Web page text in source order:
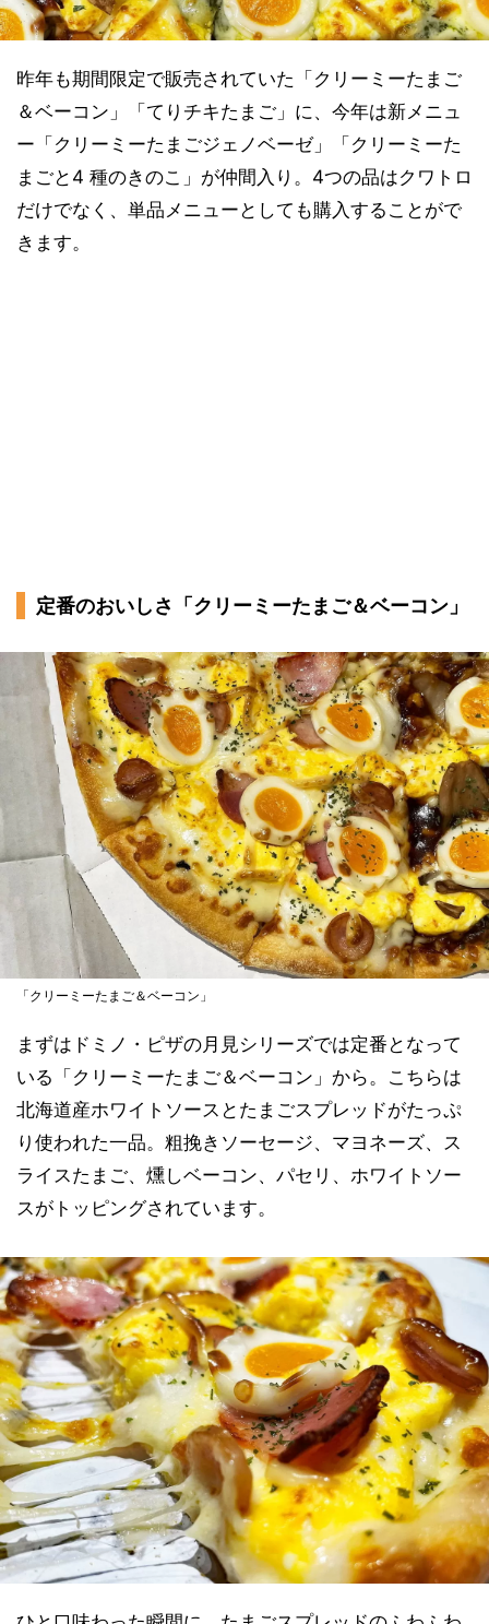
昨年も期間限定で販売されていた「クリーミーたまご
＆ベーコン」「てりチキたまご」に、今年は新メニュ
ー「クリーミーたまごジェノベーゼ」「クリーミーた
まごと4 種のきのこ」が仲間入り。4つの品はクワトロ
だけでなく、単品メニューとしても購入することがで
きます。
定番のおいしさ「クリーミーたまご＆ベーコン」
「クリーミーたまご＆ベーコン」
まずはドミノ・ピザの月見シリーズでは定番となって
いる「クリーミーたまご＆ベーコン」から。こちらは
北海道産ホワイトソースとたまごスプレッドがたっぷ
り使われた一品。粗挽きソーセージ、マヨネーズ、ス
ライスたまご、燻しベーコン、パセリ、ホワイトソー
スがトッピングされています。